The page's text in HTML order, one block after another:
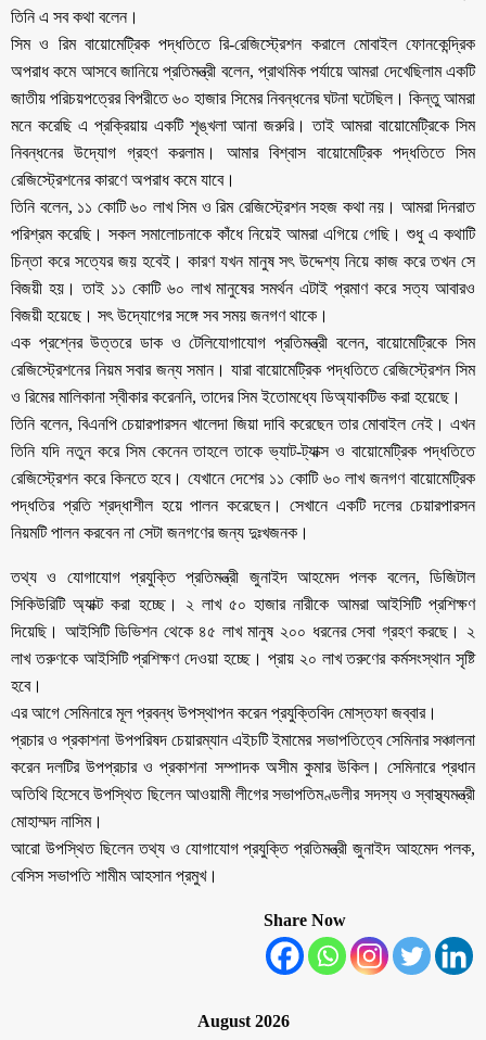
তিনি এ সব কথা বলেন।
সিম ও রিম বায়োমেট্রিক পদ্ধতিতে রি-রেজিস্ট্রেশন করালে মোবাইল ফোনকেন্দ্রিক
অপরাধ কমে আসবে জানিয়ে প্রতিমন্ত্রী বলেন, প্রাথমিক পর্যায়ে আমরা দেখেছিলাম একটি
জাতীয় পরিচয়পত্রের বিপরীতে ৬০ হাজার সিমের নিবন্ধনের ঘটনা ঘটেছিল। কিন্তু আমরা
মনে করেছি এ প্রক্রিয়ায় একটি শৃঙ্খলা আনা জরুরি। তাই আমরা বায়োমেট্রিকে সিম
নিবন্ধনের উদ্যোগ গ্রহণ করলাম। আমার বিশ্বাস বায়োমেট্রিক পদ্ধতিতে সিম
রেজিস্ট্রেশনের কারণে অপরাধ কমে যাবে।
তিনি বলেন, ১১ কোটি ৬০ লাখ সিম ও রিম রেজিস্ট্রেশন সহজ কথা নয়। আমরা দিনরাত
পরিশ্রম করেছি। সকল সমালোচনাকে কাঁধে নিয়েই আমরা এগিয়ে গেছি। শুধু এ কথাটি
চিন্তা করে সত্যের জয় হবেই। কারণ যখন মানুষ সৎ উদ্দেশ্য নিয়ে কাজ করে তখন সে
বিজয়ী হয়। তাই ১১ কোটি ৬০ লাখ মানুষের সমর্থন এটাই প্রমাণ করে সত্য আবারও
বিজয়ী হয়েছে। সৎ উদ্যোগের সঙ্গে সব সময় জনগণ থাকে।
এক প্রশ্নের উত্তরে ডাক ও টেলিযোগাযোগ প্রতিমন্ত্রী বলেন, বায়োমেট্রিকে সিম
রেজিস্ট্রেশনের নিয়ম সবার জন্য সমান। যারা বায়োমেট্রিক পদ্ধতিতে রেজিস্ট্রেশন সিম
ও রিমের মালিকানা স্বীকার করেননি, তাদের সিম ইতোমধ্যে ডিঅ্যাকটিভ করা হয়েছে।
তিনি বলেন, বিএনপি চেয়ারপারসন খালেদা জিয়া দাবি করেছেন তার মোবাইল নেই। এখন
তিনি যদি নতুন করে সিম কেনেন তাহলে তাকে ভ্যাট-ট্যাক্স ও বায়োমেট্রিক পদ্ধতিতে
রেজিস্ট্রেশন করে কিনতে হবে। যেখানে দেশের ১১ কোটি ৬০ লাখ জনগণ বায়োমেট্রিক
পদ্ধতির প্রতি শ্রদ্ধাশীল হয়ে পালন করেছেন। সেখানে একটি দলের চেয়ারপারসন
নিয়মটি পালন করবেন না সেটা জনগণের জন্য দুঃখজনক।
তথ্য ও যোগাযোগ প্রযুক্তি প্রতিমন্ত্রী জুনাইদ আহমেদ পলক বলেন, ডিজিটাল
সিকিউরিটি অ্যাক্ট করা হচ্ছে। ২ লাখ ৫০ হাজার নারীকে আমরা আইসিটি প্রশিক্ষণ
দিয়েছি। আইসিটি ডিভিশন থেকে ৪৫ লাখ মানুষ ২০০ ধরনের সেবা গ্রহণ করছে। ২
লাখ তরুণকে আইসিটি প্রশিক্ষণ দেওয়া হচ্ছে। প্রায় ২০ লাখ তরুণের কর্মসংস্থান সৃষ্টি
হবে।
এর আগে সেমিনারে মূল প্রবন্ধ উপস্থাপন করেন প্রযুক্তিবিদ মোস্তফা জব্বার।
প্রচার ও প্রকাশনা উপপরিষদ চেয়ারম্যান এইচটি ইমামের সভাপতিত্বে সেমিনার সঞ্চালনা
করেন দলটির উপপ্রচার ও প্রকাশনা সম্পাদক অসীম কুমার উকিল। সেমিনারে প্রধান
অতিথি হিসেবে উপস্থিত ছিলেন আওয়ামী লীগের সভাপতিমণ্ডলীর সদস্য ও স্বাস্থ্যমন্ত্রী
মোহাম্মদ নাসিম।
আরো উপস্থিত ছিলেন তথ্য ও যোগাযোগ প্রযুক্তি প্রতিমন্ত্রী জুনাইদ আহমেদ পলক,
বেসিস সভাপতি শামীম আহসান প্রমুখ।
Share Now
August 2026